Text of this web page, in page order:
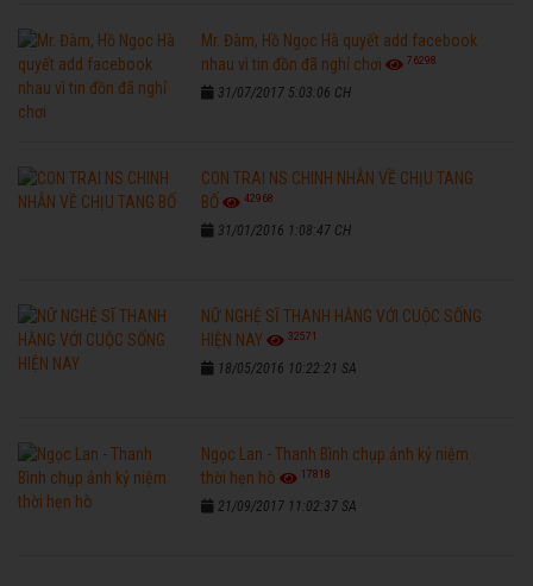
Mr. Đàm, Hồ Ngọc Hà quyết add facebook
nhau vì tin đồn đã nghỉ chơi
76298
31/07/2017 5:03:06 CH
CON TRAI NS CHINH NHẪN VỀ CHỊU TANG
BỐ
42968
31/01/2016 1:08:47 CH
NỮ NGHỆ SĨ THANH HẰNG VỚI CUỘC SỐNG
HIỆN NAY
32571
18/05/2016 10:22:21 SA
Ngọc Lan - Thanh Bình chụp ảnh kỷ niệm
thời hẹn hò
17818
21/09/2017 11:02:37 SA